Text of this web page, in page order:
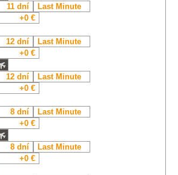
11 dní
Last Minute
+0 €
12 dní
Last Minute
+0 €
12 dní
Last Minute
+0 €
8 dní
Last Minute
+0 €
8 dní
Last Minute
+0 €